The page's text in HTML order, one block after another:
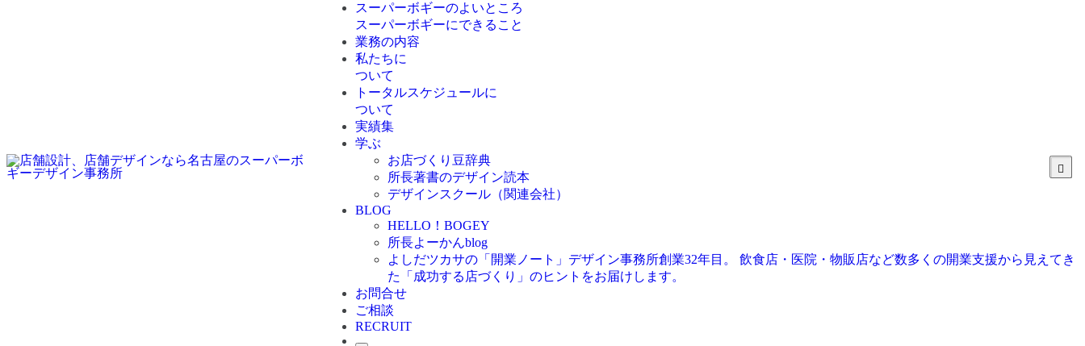
スーパーボギーのよいところ
スーパーボギーにできること
業務の内容
私たちに
ついて
トータルスケジュールに
ついて
実績集
学ぶ
お店づくり豆辞典
所長著書のデザイン読本
デザインスクール（関連会社）
BLOG
HELLO！BOGEY
所長よーかんblog
よしだツカサの「開業ノート」 デザイン事務所創業32年目。 飲食店・医院・物販店など数多くの開業支援から見えてき
た「成功する店づくり」のヒントをお届けします。
お問合せ
ご相談
RECRUIT